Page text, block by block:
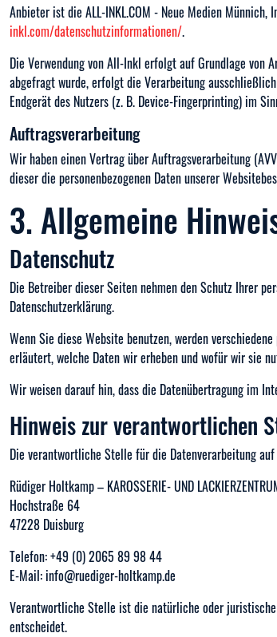
Anbieter ist die ALL-INKL.COM - Neue Medien
inkl.com/datenschutzinformationen/.
Die Verwendung von All-Inkl erfolgt auf Grundlage von
abgefragt wurde, erfolgt die Verarbeitung
Endgerät des Nutzers (z. B. Device-Fingerprinting) im
Auftragsverarbeitung
Wir haben einen Vertrag über Auftragsverarbeitung
dieser die personenbezogenen Daten unserer
3. Allgemeine
Datenschutz
Die Betreiber dieser Seiten nehmen den Schutz Ihrer
Datenschutzerklärung.
Wenn Sie diese Website benutzen, werden
erläutert, welche Daten wir erheben und wofür wir sie
Wir weisen darauf hin, dass die Datenübertragung im
Hinweis zur verantwortlichen
Die verantwortliche Stelle für die Datenverarbeitung
Rüdiger Holtkamp – KAROSSERIE- UND
Hochstraße 64
47228 Duisburg
Telefon: +49 (0) 2065 89 98 44
E-Mail: info@ruediger-holtkamp.de
Verantwortliche Stelle ist die natürliche oder juristische
entscheidet.